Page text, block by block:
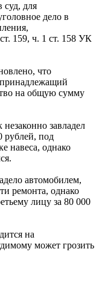
суд, для
дело в
159, ч. 1 ст. 158 УК
что
на общую сумму
завладел
рублей, под
навеса, однако
автомобилем,
ремонта, однако
лицу за 80 000
на
может грозить